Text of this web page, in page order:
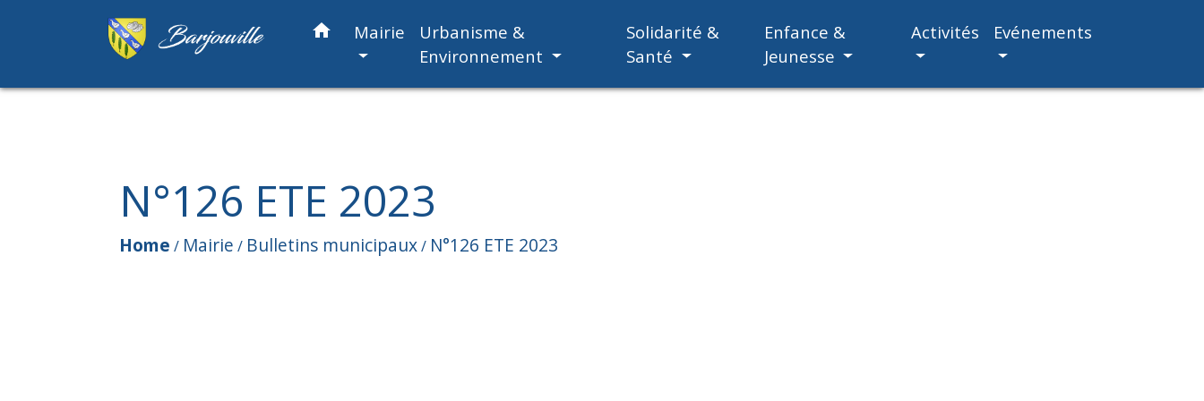
home Mairie
Urbanisme &
Environnement
Solidarité &
Santé
Enfance &
Jeunesse
Activités Evénements
N°126 ETE 2023
Home / Mairie / Bulletins municipaux/ N°126 ETE 2023